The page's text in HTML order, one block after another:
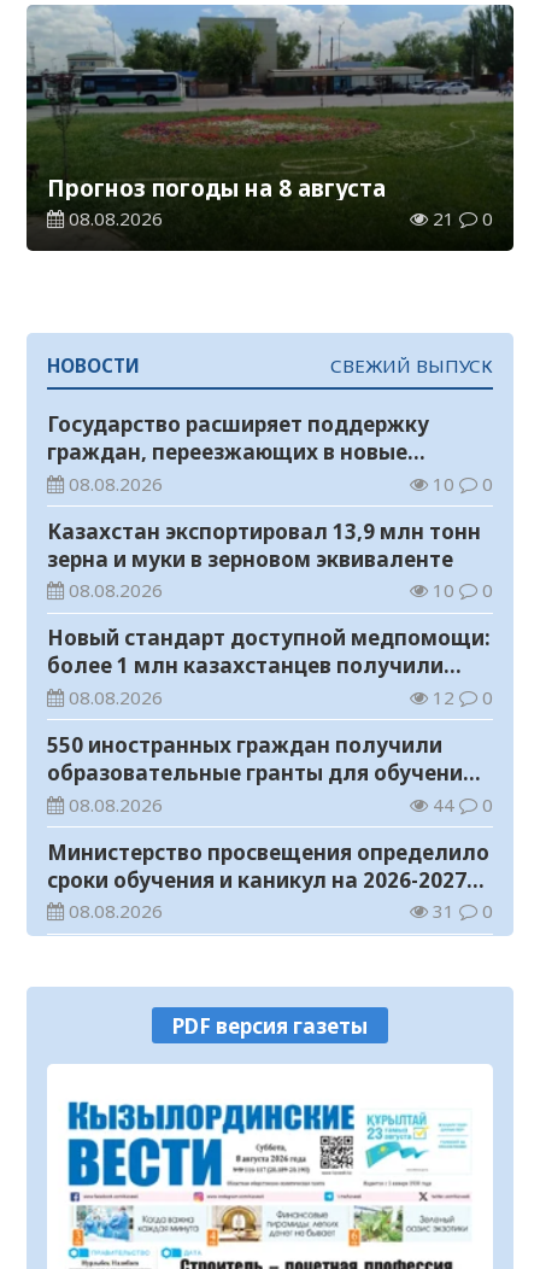
Прогноз погоды на 8 августа
08.08.2026 21 0
НОВОСТИ СВЕЖИЙ ВЫПУСК
Государство расширяет поддержку
граждан, переезжающих в новые
регионы для работы
08.08.2026 10 0
Казахстан экспортировал 13,9 млн тонн
зерна и муки в зерновом эквиваленте
08.08.2026 10 0
Новый стандарт доступной медпомощи:
более 1 млн казахстанцев получили
телемедицинские услуги
08.08.2026 12 0
550 иностранных граждан получили
образовательные гранты для обучения в
Казахстане
08.08.2026 44 0
Министерство просвещения определило
сроки обучения и каникул на 2026-2027
учебный год
08.08.2026 31 0
08.08.2026 21 0
У граждан высокие ожидания от
выборов в Курултай – опрос
общественного мнения
07.08.2026
В Жанакоргане введена в эксплуатацию
водораспределительная станция
07.08.2026 100
В Кызылординской области
PDF версия газеты